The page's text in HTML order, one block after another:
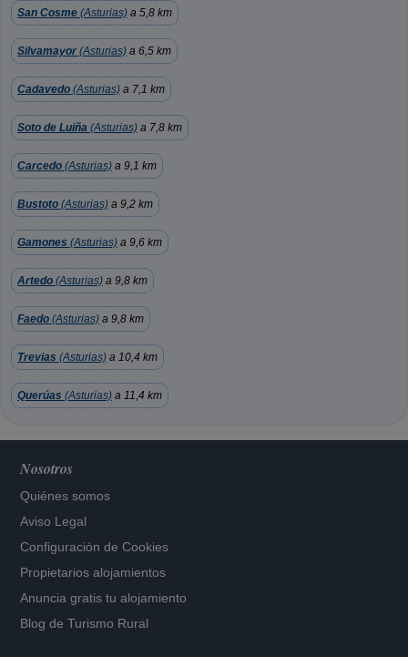
San Cosme (Asturias) a 5,8 km
Silvamayor (Asturias) a 6,5 km
Cadavedo (Asturias) a 7,1 km
Soto de Luiña (Asturias) a 7,8 km
Carcedo (Asturias) a 9,1 km
Bustoto (Asturias) a 9,2 km
Gamones (Asturias) a 9,6 km
Artedo (Asturias) a 9,8 km
Faedo (Asturias) a 9,8 km
Trevias (Asturias) a 10,4 km
Querúas (Asturias) a 11,4 km
Nosotros
Quiénes somos
Aviso Legal
Configuración de Cookies
Propietarios alojamientos
Anuncia gratis tu alojamiento
Blog de Turismo Rural